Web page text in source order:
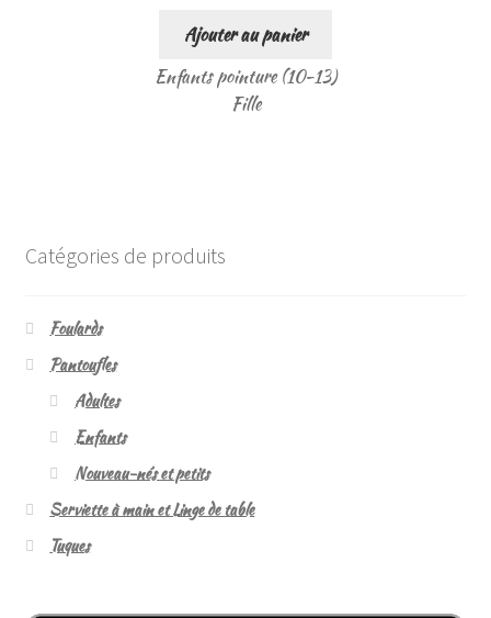
Ajouter au panier
Enfants pointure (10-13)
Fille
Catégories de produits
Foulards
Pantoufles
Adultes
Enfants
Nouveau-nés et petits
Serviette à main et Linge de table
Tuques